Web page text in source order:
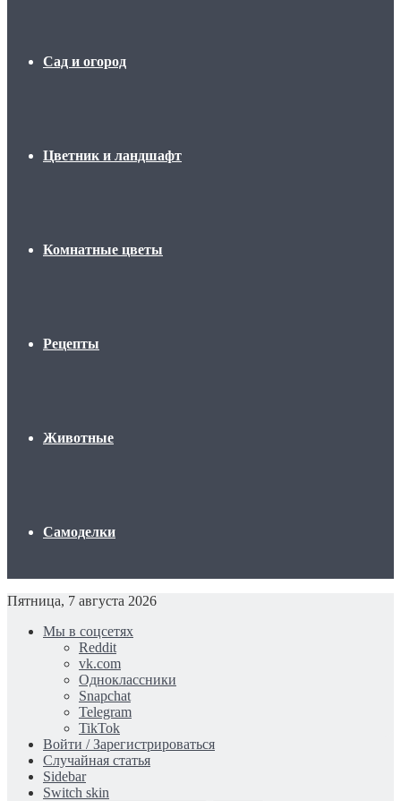
Сад и огород
Цветник и ландшафт
Комнатные цветы
Рецепты
Животные
Самоделки
Пятница, 7 августа 2026
Мы в соцсетях
Reddit
vk.com
Одноклассники
Snapchat
Telegram
TikTok
Войти / Зарегистрироваться
Случайная статья
Sidebar
Switch skin